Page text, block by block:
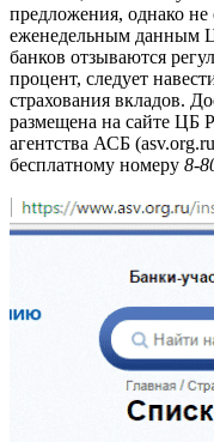
предложения, однако не
еженедельным данным
банков отзываются
процент, следует
страхования вкладов.
размещена на сайте ЦБ
агентства АСБ
бесплатному номеру 8-